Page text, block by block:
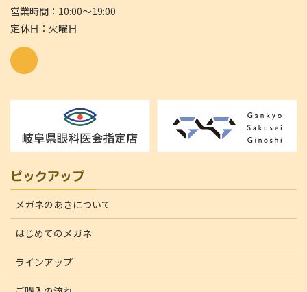
営業時間：10:00～19:00
定休日：火曜日
ピックアップ
メガネのあきについて
はじめてのメガネ
ラインアップ